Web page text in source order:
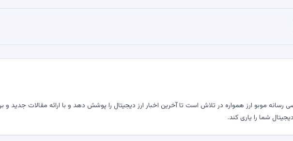
موبو ارز همواره در تلاش است تا آخرین اخبار ارز دیجیتال را پوشش دهد و با ارائه مقالات جدید و
شما را یاری کند.